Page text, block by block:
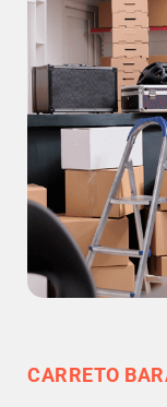
CARRETO